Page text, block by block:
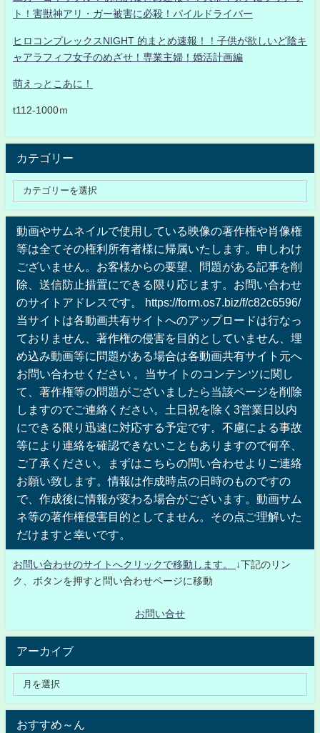
ト！害獣神アリ・ガー被害に必殺！パイルドライバー
ヒロコンプレックスNIGHT 的まとめ速報！！子供が欲しいど陰キ
ャアラフィフ女子のめざせ！専業主婦！婚活計画編
萌えっとこあに！
t112-1000ｍ
カテゴリー
動画やサムネイルで使用している映像の著作権や肖像権
等は全てその権利所有者様に帰属いたします。申しわけ
ございません。お客様からの要望、問題がある記事を削
除、送信防止措置にできる限り応じます。お問い合わせ
のサイトアドレスです。 https://form.os7.biz/f/c82c6596/
当サイトは各動画共有サイトへのアップロードは行なっ
ておりません、著作権の侵害を目的としていません、埋
め込み動画等に問題がある場合は各動画共有サイト元へ
お問い合わせください 。当サイトのコンテンツに関し
て、著作権等の問題がございましたら当該ページを削除
しますのでご連絡ください。土日祝を除く3営業日以内
にできる限り迅速に対応する予定です。不慮による事故
等により連絡を確認できないこともありますので何卒、
ご了承ください。まずはこちらの問い合わせよりご連絡
お願い致します。情報は作成時点の日時のものですの
で、作成後に情報が変わる場合がございます。動画サム
ネ等の著作権侵害目的としてません。その点ご理解いた
だけますと幸いです。
お問い合わせのサイトへクリックで移動します。
↓下記のリン
ク、ボタンを押すと問い合わせページに移動
お問い合せ
アーカイブ
おすすめ～ん